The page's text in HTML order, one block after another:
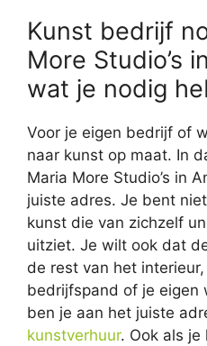
Kunst bedrijf
More Studio’s
wat je nodig
Voor je eigen bedrijf of
naar kunst op maat. In
Maria More Studio’s in
juiste adres. Je bent
kunst die van zichzelf
uitziet. Je wilt ook dat
de rest van het
bedrijfspand of je eigen
ben je aan het juiste
kunstverhuur. Ook als je